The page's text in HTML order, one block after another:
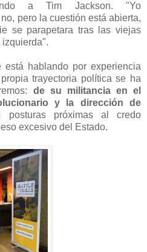
a Tim Jackson. "Yo
pero la cuestión está abierta,
se parapetara tras las viejas
izquierda".
hablando por experiencia
trayectoria política se ha
de su militancia en el
y la dirección de
próximas al credo
excesivo del Estado.